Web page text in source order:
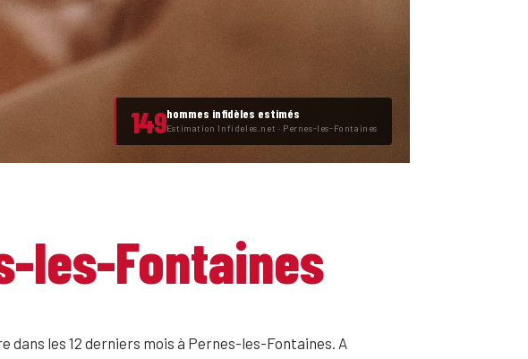
149hommes infidèles estimés
Estimation Infideles.net · Pernes-les-Fontaines
les-Fontaines
dans les 12 derniers mois à Pernes-les-Fontaines. A